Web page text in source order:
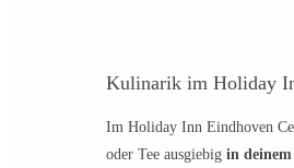
Kulinarik im Holiday
Im Holiday Inn Eindhoven
oder Tee ausgiebig in